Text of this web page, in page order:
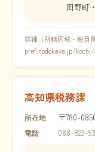
田野町
詳細（所轄区域・税目
pref.nodokaya.jp/
高知県税務課
所在地 〒780-
電話 088-823-